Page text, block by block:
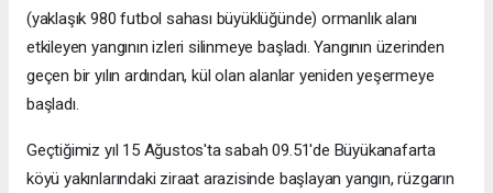
(yaklaşık 980 futbol sahası büyüklüğünde) ormanlık alanı
etkileyen yangının izleri silinmeye başladı. Yangının üzerinden
geçen bir yılın ardından, kül olan alanlar yeniden yeşermeye
başladı.
Geçtiğimiz yıl 15 Ağustos'ta sabah 09.51'de Büyükanafarta
köyü yakınlarındaki ziraat arazisinde başlayan yangın, rüzgarın